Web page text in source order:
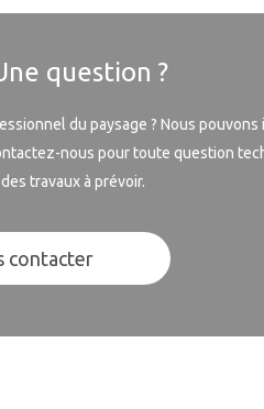
question ?
du paysage ? Nous pouvons
nous pour toute question
travaux à prévoir.
contacter